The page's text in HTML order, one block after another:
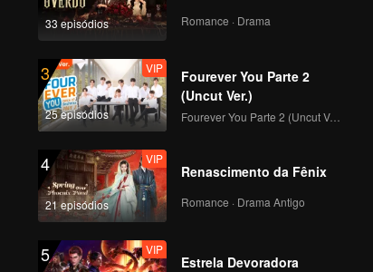
33 episódios Romance · Drama
3
25 episódios
VIP
Fourever You Parte 2
(Uncut Ver.)
Fourever You Parte 2 (Uncut Ver.)
4
21 episódios
VIP
Renascimento da Fênix
Romance · Drama Antigo
5 VIP
Estrela Devoradora